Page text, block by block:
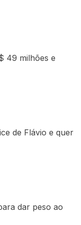
49 milhões e
de Flávio e quer
dar peso ao